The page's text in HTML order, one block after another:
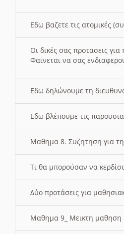
Εδω βαζετε τις ατομικές
Οι δικές σας προτασεις
Φαινεται να σας
Εδω δηλώνουμε τη
Εδω βλέπουμε τις
Μαθημα 8. Συζητηση για
Τι θα μπορούσαν να
Δύο προτάσεις για
Μαθημα 9_ Μεικτη μαθηση